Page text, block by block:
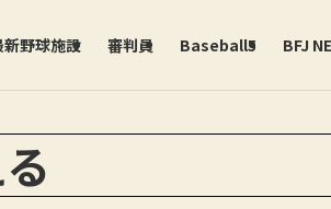
新野球施設 審判員 Baseball5 BFJ